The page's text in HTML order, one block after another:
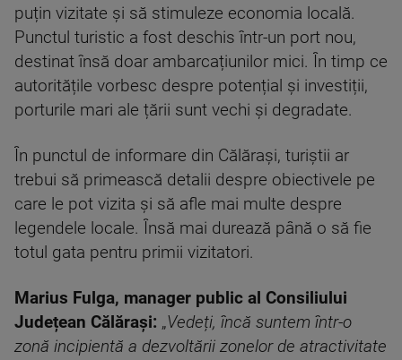
puțin vizitate și să stimuleze economia locală.
Punctul turistic a fost deschis într-un port nou,
destinat însă doar ambarcațiunilor mici. În timp ce
autoritățile vorbesc despre potențial și investiții,
porturile mari ale țării sunt vechi și degradate.
În punctul de informare din Călărași, turiștii ar
trebui să primească detalii despre obiectivele pe
care le pot vizita și să afle mai multe despre
legendele locale. Însă mai durează până o să fie
totul gata pentru primii vizitatori.
Marius Fulga, manager public al Consiliului
Județean Călărași: „Vedeți, încă suntem într-o
zonă incipientă a dezvoltării zonelor de atractivitate